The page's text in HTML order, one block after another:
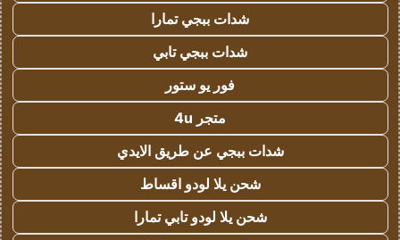
شدات ببجي تمارا
شدات ببجي تابي
فور يو ستور
متجر 4u
شدات ببجي عن طريق الايدي
شحن يلا لودو اقساط
شحن يلا لودو تابي تمارا